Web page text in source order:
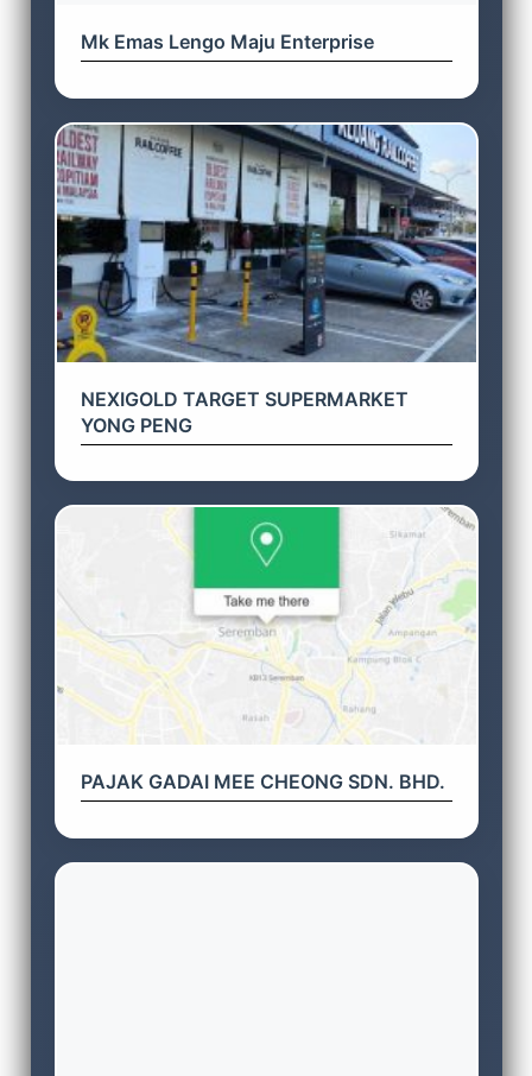
Mk Emas Lengo Maju Enterprise
NEXIGOLD TARGET SUPERMARKET
YONG PENG
PAJAK GADAI MEE CHEONG SDN. BHD.